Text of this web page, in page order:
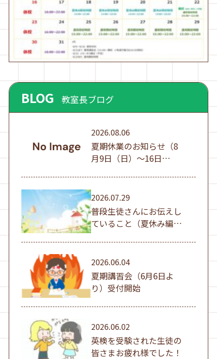
BLOG 教室長ブログ
2026.08.06
夏期休業のお知らせ（8
月9日（日）～16日
2026.07.29
普段生徒さんにお伝えし
ていること（夏休み編
①）
2026.06.04
夏期講習会（6月6日よ
り）受付開始
2026.06.02
英検を受験された生徒の
皆さまお疲れ様でした！